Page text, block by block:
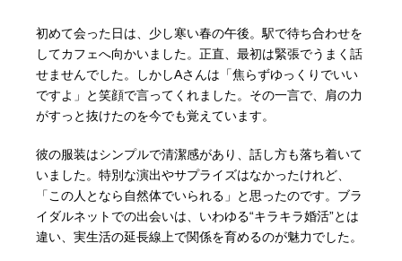
初めて会った日は、少し寒い春の午後。駅で待ち合わせを
してカフェへ向かいました。正直、最初は緊張でうまく話
せませんでした。しかしAさんは「焦らずゆっくりでいい
ですよ」と笑顔で言ってくれました。その一言で、肩の力
がすっと抜けたのを今でも覚えています。
彼の服装はシンプルで清潔感があり、話し方も落ち着いて
いました。特別な演出やサプライズはなかったけれど、
「この人となら自然体でいられる」と思ったのです。ブラ
イダルネットでの出会いは、いわゆる“キラキラ婚活”とは
違い、実生活の延長線上で関係を育めるのが魅力でした。